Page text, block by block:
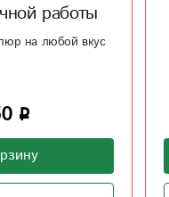
работы
на любой вкус